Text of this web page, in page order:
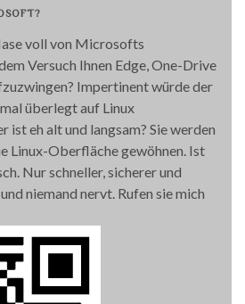
voll von Microsofts
Versuch Ihnen Edge, One-Drive
Impertinent würde der
überlegt auf Linux
ist eh alt und langsam? Sie werden
Linux-Oberfläche gewöhnen. Ist
Nur schneller, sicherer und
niemand nervt. Rufen sie mich